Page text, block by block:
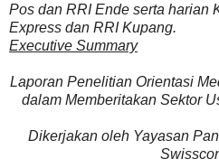
Pos dan RRI Ende serta harian
Express dan RRI Kupang.
Executive Summary
Laporan Penelitian Orientasi
dalam Memberitakan Sektor
Dikerjakan oleh Yayasan